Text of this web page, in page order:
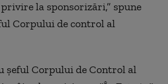
la sponsorizări,” spune
Corpului de control al
şeful Corpului de Control al